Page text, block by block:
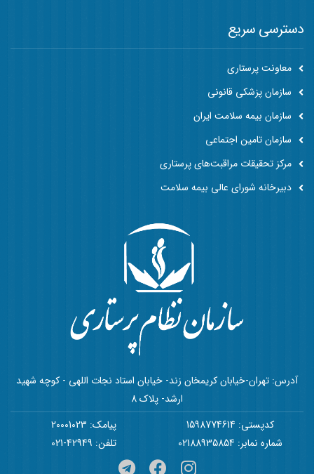
آدرس: تهران-خیابان کریمخان زند- خیابان استاد نجات اللهی - کوچه شهید
ارشد- پلاک 8
کدپستی: 1598774614
پیامک: 20001023
شماره نمابر: 02188935854
تلفن: 42949-021
دسترسی سریع
معاونت پرستاری
سازمان پزشکی قانونی
سازمان بیمه سلامت ایران
سازمان تامین اجتماعی
مرکز تحقیقات مراقبت‌های پرستاری
دبیرخانه شورای عالی بیمه سلامت